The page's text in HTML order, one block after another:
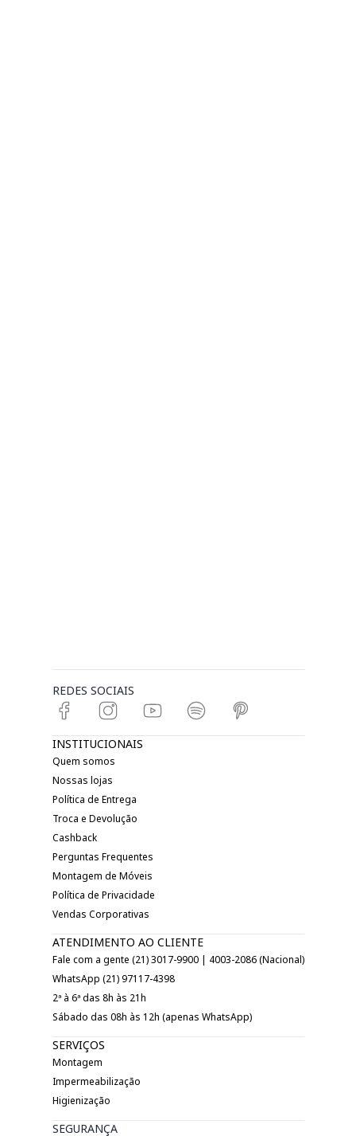
REDES SOCIAIS
INSTITUCIONAIS
Quem somos
Nossas lojas
Política de Entrega
Troca e Devolução
Cashback
Perguntas Frequentes
Montagem de Móveis
Política de Privacidade
Vendas Corporativas
ATENDIMENTO AO CLIENTE
Fale com a gente (21) 3017-9900 | 4003-2086 (Nacional)
WhatsApp (21) 97117-4398
2ª à 6ª das 8h às 21h
Sábado das 08h às 12h (apenas WhatsApp)
SERVIÇOS
Montagem
Impermeabilização
Higienização
SEGURANÇA